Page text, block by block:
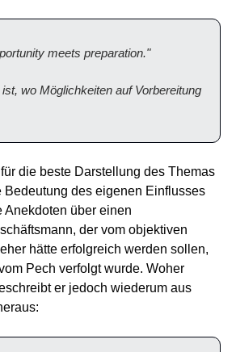
meets preparation."
wo Möglichkeiten auf Vorbereitung
die beste Darstellung des Themas
Bedeutung des eigenen Einflusses
Anekdoten über einen
der vom objektiven
hätte erfolgreich werden sollen,
Pech verfolgt wurde. Woher
er jedoch wiederum aus